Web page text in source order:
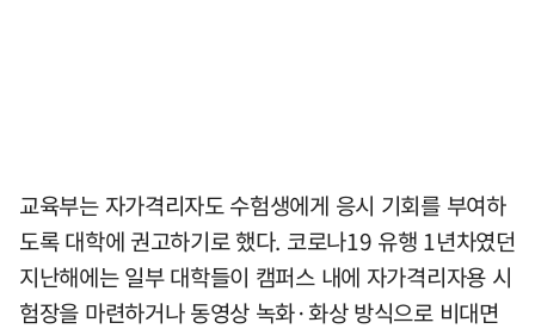
교육부는 자가격리자도 수험생에게 응시 기회를 부여하
도록 대학에 권고하기로 했다. 코로나19 유행 1년차였던
지난해에는 일부 대학들이 캠퍼스 내에 자가격리자용 시
험장을 마련하거나 동영상 녹화·화상 방식으로 비대면